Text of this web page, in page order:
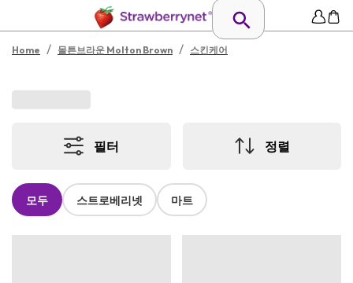
Home / 몰튼브라운 Molton Brown / 스킨케어
필터 정렬
모두 스트로베리넷 마트